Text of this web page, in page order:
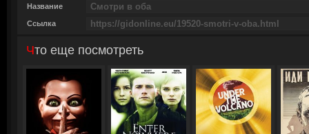
Название
Ссылка
Что еще посмотреть